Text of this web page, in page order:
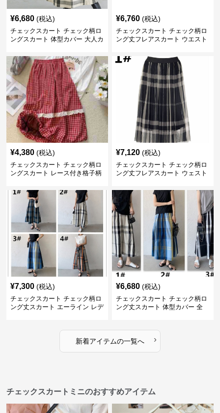
¥6,680 (税込)
チェックスカート チェック柄ロ
ングスカート 体型カバー 大人カ
¥6,760 (税込)
チェックスカート チェック柄ロ
ング丈フレアスカート ウエスト
¥4,380 (税込)
チェックスカート チェック柄ロ
ングスカート レース付き格子柄
¥7,120 (税込)
チェックスカート チェック柄ロ
ング丈フレアスカート ウェスト
¥7,300 (税込)
チェックスカート チェック柄ロ
ング丈スカート エーライン レデ
¥6,680 (税込)
チェックスカート チェック柄ロ
ング丈スカート 体型カバー 全
新着アイテムの一覧へ ›
チェックスカートミニのおすすめアイテム